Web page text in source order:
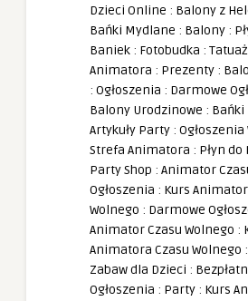
Dzieci Online : Balony z
Bańki Mydlane : Balony :
Baniek : Fotobudka :
Animatora : Prezenty :
: Ogłoszenia : Darmowe
Balony Urodzinowe : Bańki
Artykuły Party : Ogłoszenia
Strefa Animatora : Płyn
Party Shop : Animator
Ogłoszenia : Kurs
Wolnego : Darmowe
Animator Czasu Wolnego :
Animatora Czasu Wolnego :
Zabaw dla Dzieci :
Ogłoszenia : Party : Kurs